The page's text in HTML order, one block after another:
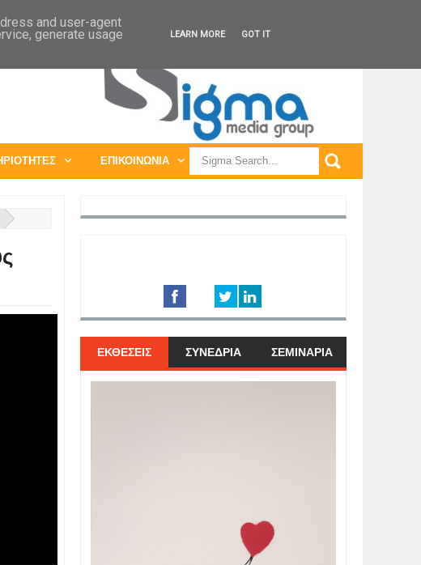
ΠΑΓΚΟΣΜΙΕΣ ΕΚΘΕΣΕΙΣ
ΕΠΙΚΟΙΝΩΝΙΑ
ΕΚΘΕΣΕΙΣ ΣΥΝΕΔΡΙΑ ΣΕΜΙΝΑΡΙΑ
and user-agent
generate usage LEARN MORE GOT IT